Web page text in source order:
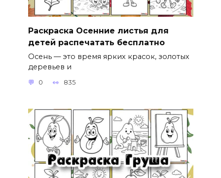
Раскраска Осенние листья для
детей распечатать бесплатно
Осень — это время ярких красок, золотых
деревьев и
0 835